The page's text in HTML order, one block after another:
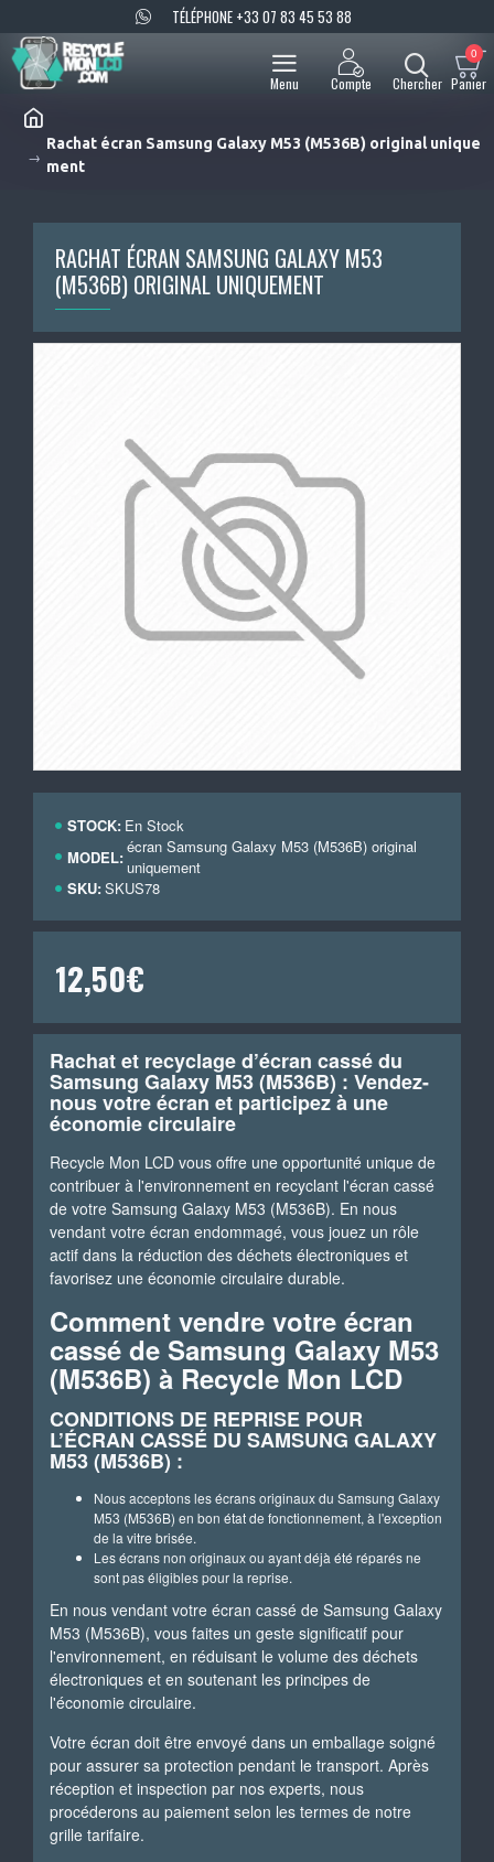
TÉLÉPHONE +33 07 83 45 53 88
0
Rachat écran Samsung Galaxy M53 (M536B) original unique
ment
RACHAT ÉCRAN SAMSUNG GALAXY M53
(M536B) ORIGINAL UNIQUEMENT
STOCK: En Stock
MODEL:écran Samsung Galaxy M53 (M536B) original
uniquement
SKU:SKUS78
12,50€
Rachat et recyclage d’écran cassé du
Samsung Galaxy M53 (M536B) : Vendez-
nous votre écran et participez à une
économie circulaire
Recycle Mon LCD vous offre une opportunité unique de
contribuer à l'environnement en recyclant l'écran cassé
de votre Samsung Galaxy M53 (M536B). En nous
vendant votre écran endommagé, vous jouez un rôle
actif dans la réduction des déchets électroniques et
favorisez une économie circulaire durable.
Comment vendre votre écran
cassé de Samsung Galaxy M53
(M536B) à Recycle Mon LCD
CONDITIONS DE REPRISE POUR
L’ÉCRAN CASSÉ DU SAMSUNG GALAXY
M53 (M536B) :
Nous acceptons les écrans originaux du Samsung Galaxy
M53 (M536B) en bon état de fonctionnement, à l'exception
de la vitre brisée.
Les écrans non originaux ou ayant déjà été réparés ne
sont pas éligibles pour la reprise.
En nous vendant votre écran cassé de Samsung Galaxy
M53 (M536B), vous faites un geste significatif pour
l'environnement, en réduisant le volume des déchets
électroniques et en soutenant les principes de
l'économie circulaire.
Votre écran doit être envoyé dans un emballage soigné
pour assurer sa protection pendant le transport. Après
réception et inspection par nos experts, nous
procéderons au paiement selon les termes de notre
grille tarifaire.